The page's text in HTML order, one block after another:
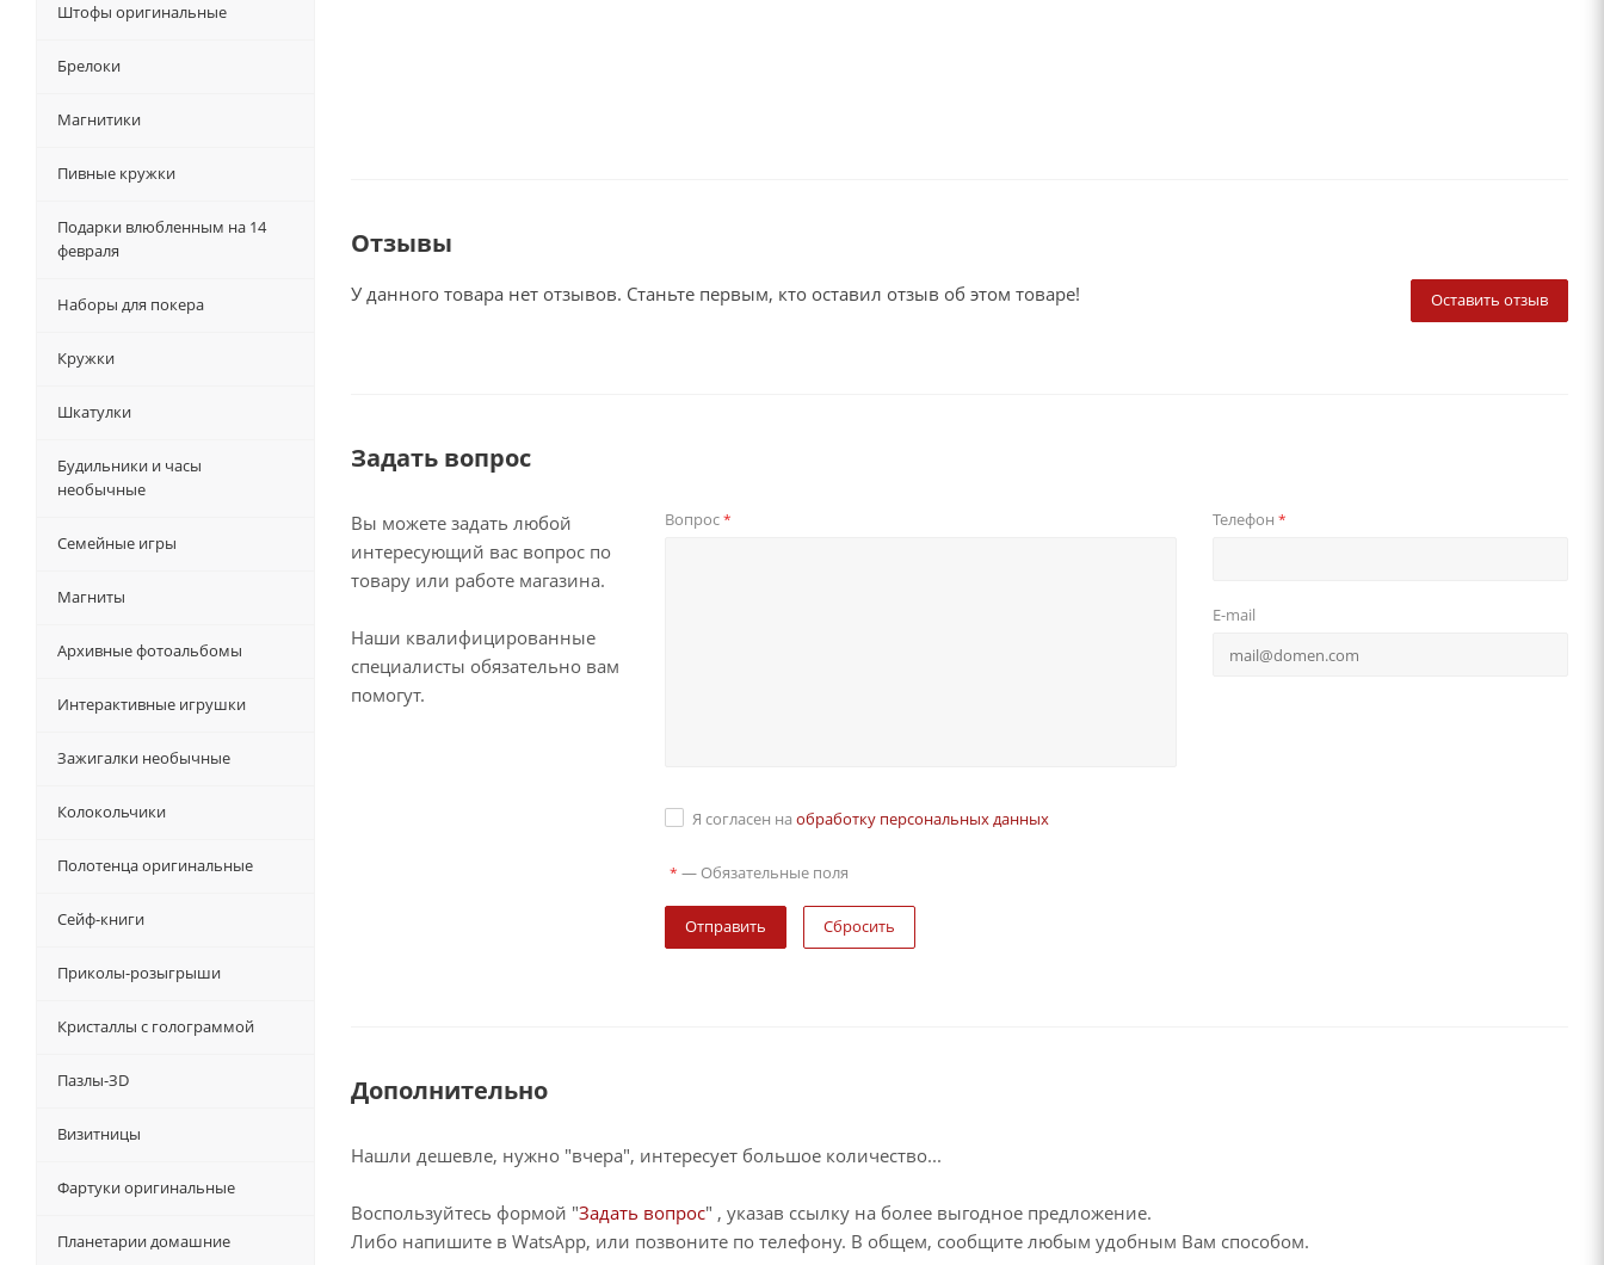
Отзывы
Оставить отзыв
У данного товара нет отзывов. Станьте первым, кто оставил отзыв об этом товаре!
Задать вопрос
Вы можете задать любой
интересующий вас вопрос по
товару или работе магазина.
Наши квалифицированные
специалисты обязательно вам
помогут.
Вопрос* Телефон *
E-mail
Я согласен на обработку персональных данных
* — Обязательные поля
Сбросить
Дополнительно
Нашли дешевле, нужно "вчера", интересует большое количество...
Воспользуйтесь формой "Задать вопрос" , указав ссылку на более выгодное предложение.
Либо напишите в WatsApp, или позвоните по телефону. В общем, сообщите любым удобным Вам способом.
Штофы оригинальные
Брелоки
Магнитики
Пивные кружки
Подарки влюбленным на 14
февраля
Наборы для покера
Кружки
Шкатулки
Будильники и часы
необычные
Семейные игры
Магниты
Архивные фотоальбомы
Интерактивные игрушки
Зажигалки необычные
Колокольчики
Полотенца оригинальные
Сейф-книги
Приколы-розыгрыши
Кристаллы с голограммой
Пазлы-ЗD
Визитницы
Фартуки оригинальные
Планетарии домашние